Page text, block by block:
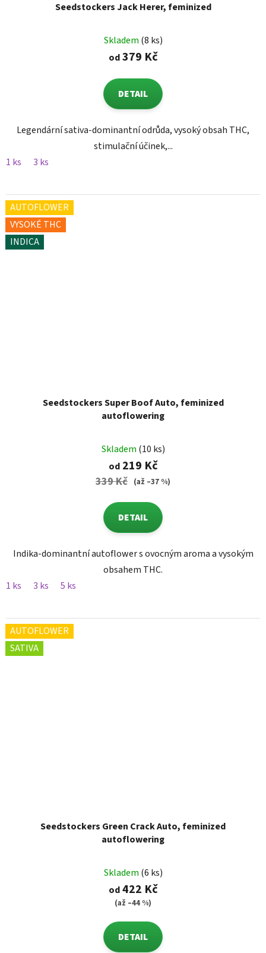
Seedstockers Jack Herer, feminized
Skladem (8 ks)
od379 Kč
DETAIL
Legendární sativa-dominantní odrůda, vysoký obsah THC,
stimulační účinek,...
1 ks
3 ks
AUTOFLOWER
VYSOKÉ THC
INDICA
Seedstockers Super Boof Auto, feminized
autoflowering
Skladem (10 ks)
od219 Kč
339 Kč (až –37 %)
DETAIL
Indika-dominantní autoflower s ovocným aroma a vysokým
obsahem THC.
1 ks
3 ks 5 ks
AUTOFLOWER
SATIVA
Seedstockers Green Crack Auto, feminized
autoflowering
Skladem (6 ks)
od422 Kč
(až –44 %)
DETAIL